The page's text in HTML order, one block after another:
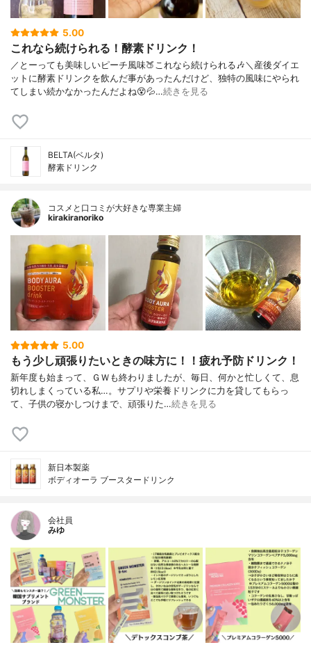
5.00
これなら続けられる！酵素ドリンク！
／とーっても美味しいピーチ風味🍑これなら続けられる🎶＼産後ダイエ
ットに酵素ドリンクを飲んだ事があったんだけど、独特の風味にやられ
てしまい続かなかったんだよね😵💦…続きを見る
BELTA(ベルタ)
酵素ドリンク
コスメと口コミが大好きな専業主婦
kirakiranoriko
5.00
もう少し頑張りたいときの味方に！！疲れ予防ドリンク！
新年度も始まって、ＧＷも終わりましたが、毎日、何かと忙しくて、息
切れしまくっている私…。サプリや栄養ドリンクに力を貸してもらっ
て、子供の寝かしつけまで、頑張りた…続きを見る
新日本製薬
ボディオーラ ブースタードリンク
会社員
みゆ